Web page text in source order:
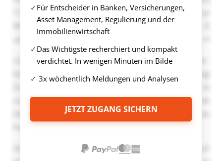
Für Entscheider in Banken, Versicherungen,
Asset Management, Regulierung und der
Immobilienwirtschaft
Das Wichtigste recherchiert und kompakt
verdichtet. In wenigen Minuten im Bilde
3x wöchentlich Meldungen und Analysen
JETZT ZUGANG SICHERN